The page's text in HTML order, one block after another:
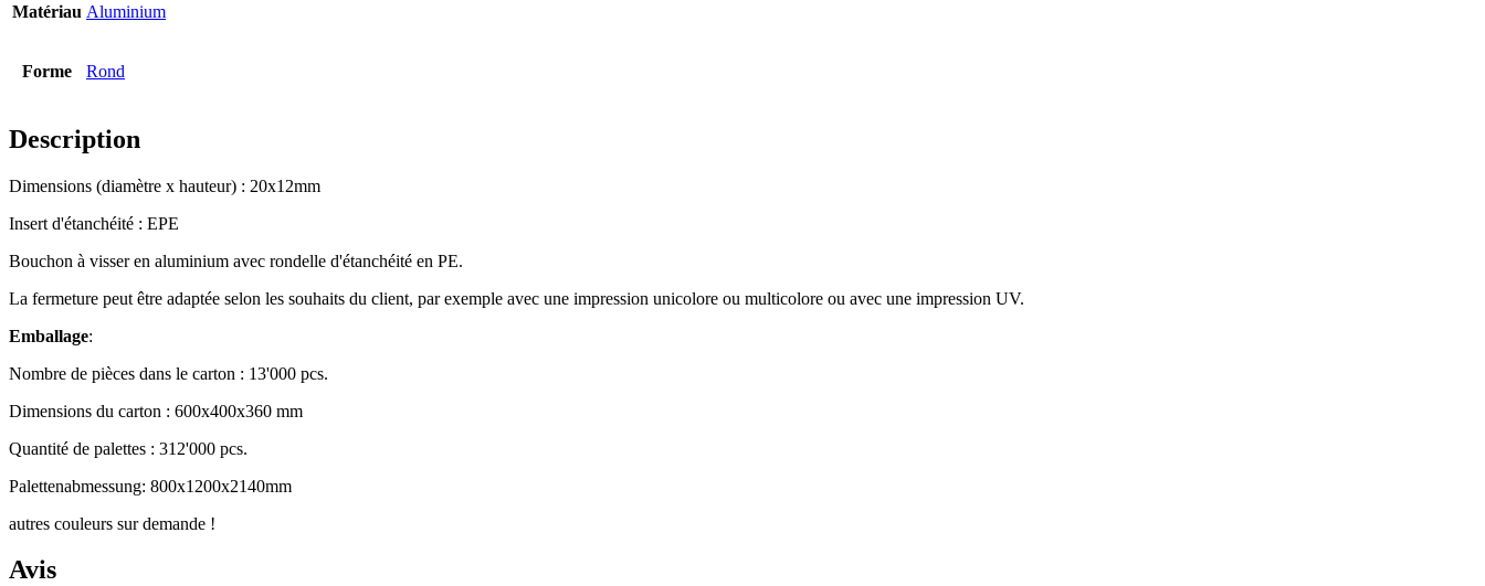
Bouteilles
Bouteilles Hotfill
Bidon(21)
Cosmétiques
Alimentation(483)
Durable(301)
Matériau Aluminium
Forme Rond
Description
Dimensions (diamètre x hauteur) : 20x12mm
Insert d'étanchéité : EPE
Bouchon à visser en aluminium avec rondelle d'étanchéité en PE.
La fermeture peut être adaptée selon les souhaits du client, par exemple avec une impression unicolore ou multicolore ou avec une impression UV.
Emballage:
Nombre de pièces dans le carton : 13'000 pcs.
Dimensions du carton : 600x400x360 mm
Quantité de palettes : 312'000 pcs.
Palettenabmessung: 800x1200x2140mm
autres couleurs sur demande !
Avis